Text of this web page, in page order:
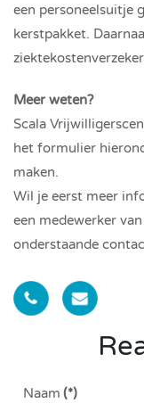
een personeelsuitje
kerstpakket.
Meer weten?
Scala
het formulier
maken.
Wil je eerst meer
een medewerker
onderstaande
Naam (*)